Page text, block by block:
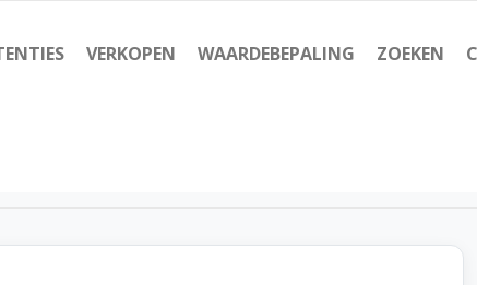
VERKOPEN WAARDEBEPALING ZOEKEN